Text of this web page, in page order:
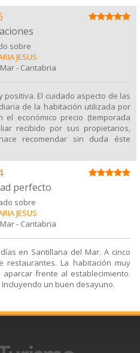
sobre
JESUS
- Cantabria
El cuidado aspecto de las
de la habitación utilizada por
el económico precio (temporada
recibido por sus propietarios,
recomendar sin duda éste
perfecto
sobre
JESUS
- Cantabria
en Santillana del Mar. A cinco
restaurantes. La habitación muy
frente al establecimiento.
un buen desayuno.